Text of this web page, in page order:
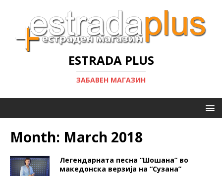
ESTRADA PLUS
ЗАБАВЕН МАГАЗИН
Month: March 2018
Легендарната песна “Шошана” во
македонска верзија на “Сузана”